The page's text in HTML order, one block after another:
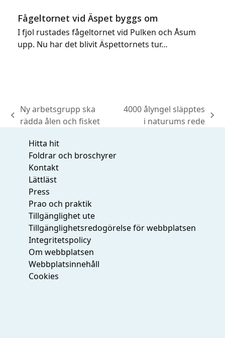
Fågeltornet vid Äspet byggs om
I fjol rustades fågeltornet vid Pulken och Åsum
upp. Nu har det blivit Äspettornets tur…
previous
Ny arbetsgrupp ska
rädda ålen och fisket
4000 ålyngel släpptes
i naturums rede
Hitta hit
Foldrar och broschyrer
Kontakt
Lättläst
Press
Prao och praktik
Tillgänglighet ute
Tillgänglighetsredogörelse för webbplatsen
Integritetspolicy
Om webbplatsen
Webbplatsinnehåll
Cookies